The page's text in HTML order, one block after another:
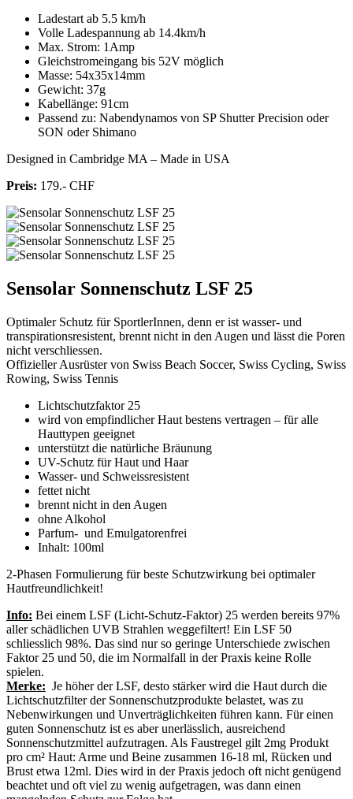
Ladestart ab 5.5 km/h
Volle Ladespannung ab 14.4km/h
Max. Strom: 1Amp
Gleichstromeingang bis 52V möglich
Masse: 54x35x14mm
Gewicht: 37g
Kabellänge: 91cm
Passend zu: Nabendynamos von SP Shutter Precision oder
SON oder Shimano
Designed in Cambridge MA – Made in USA
Preis: 179.- CHF
Sensolar Sonnenschutz LSF 25
Optimaler Schutz für SportlerInnen, denn er ist wasser- und
transpirationsresistent, brennt nicht in den Augen und lässt die Poren
nicht verschliessen.
Offizieller Ausrüster von Swiss Beach Soccer, Swiss Cycling, Swiss
Rowing, Swiss Tennis
Lichtschutzfaktor 25
wird von empfindlicher Haut bestens vertragen – für alle
Hauttypen geeignet
unterstützt die natürliche Bräunung
UV-Schutz für Haut und Haar
Wasser- und Schweissresistent
fettet nicht
brennt nicht in den Augen
ohne Alkohol
Parfum- und Emulgatorenfrei
Inhalt: 100ml
2-Phasen Formulierung für beste Schutzwirkung bei optimaler
Hautfreundlichkeit!
Info: Bei einem LSF (Licht-Schutz-Faktor) 25 werden bereits 97%
aller schädlichen UVB Strahlen weggefiltert! Ein LSF 50
schliesslich 98%. Das sind nur so geringe Unterschiede zwischen
Faktor 25 und 50, die im Normalfall in der Praxis keine Rolle
spielen.
Merke: Je höher der LSF, desto stärker wird die Haut durch die
Lichtschutzfilter der Sonnenschutzprodukte belastet, was zu
Nebenwirkungen und Unverträglichkeiten führen kann. Für einen
guten Sonnenschutz ist es aber unerlässlich, ausreichend
Sonnenschutzmittel aufzutragen. Als Faustregel gilt 2mg Produkt
pro cm² Haut: Arme und Beine zusammen 16-18 ml, Rücken und
Brust etwa 12ml. Dies wird in der Praxis jedoch oft nicht genügend
beachtet und oft viel zu wenig aufgetragen, was dann einen